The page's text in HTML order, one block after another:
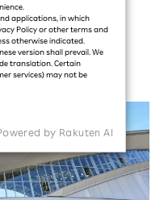
applications, in which
Policy or other terms and
otherwise indicated.
version shall prevail. We
translation. Certain
services) may not be
by Rakuten Al